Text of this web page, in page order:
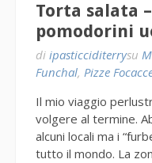
Torta salata
pomodorini
di ipasticciditerrysu
Funchal, Pizze
Il mio viaggio
volgere al termine.
alcuni locali ma i
tutto il mondo. La